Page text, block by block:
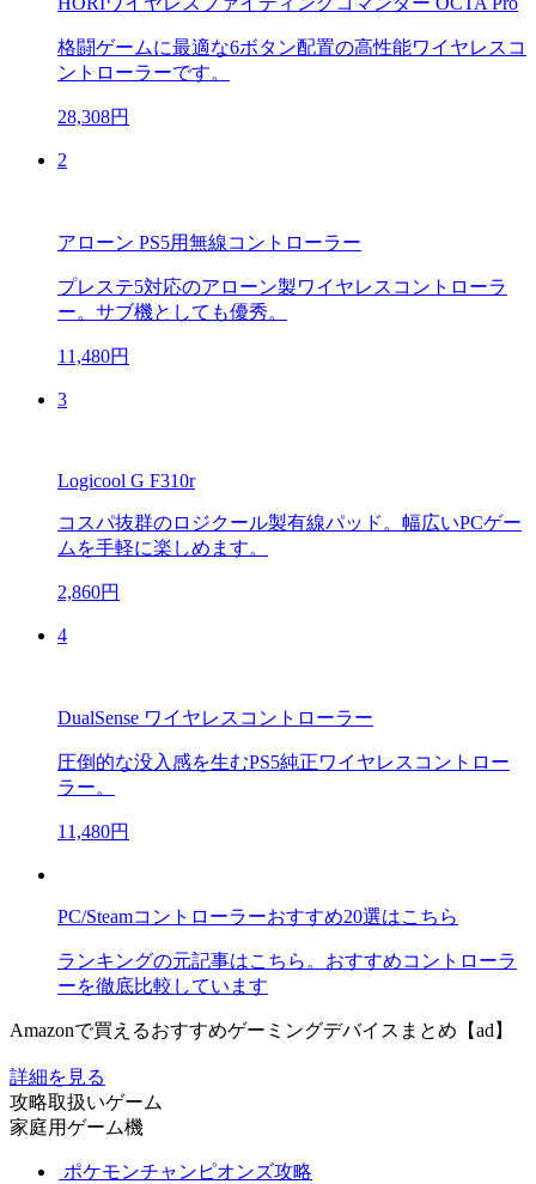
格闘ゲームに最適な6ボタン配置の高性能ワイヤレスコ
ントローラーです。
28,308円
2
アローン PS5用無線コントローラー
プレステ5対応のアローン製ワイヤレスコントローラ
ー。サブ機としても優秀。
11,480円
3
Logicool G F310r
コスパ抜群のロジクール製有線パッド。幅広いPCゲー
ムを手軽に楽しめます。
2,860円
4
DualSense ワイヤレスコントローラー
圧倒的な没入感を生むPS5純正ワイヤレスコントロー
ラー。
11,480円
PC/Steamコントローラーおすすめ20選はこちら
ランキングの元記事はこちら。おすすめコントローラ
ーを徹底比較しています
Amazonで買えるおすすめゲーミングデバイスまとめ【ad】
詳細を見る
攻略取扱いゲーム
家庭用ゲーム機
ポケモンチャンピオンズ攻略